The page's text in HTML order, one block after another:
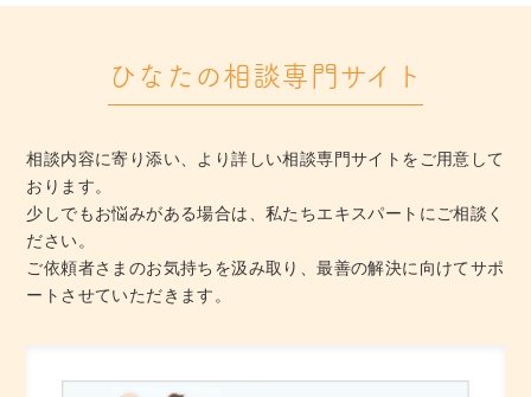
ひなたの相談専門サイト
相談内容に寄り添い、より詳しい相談専門サイトをご用意して
おります。
少しでもお悩みがある場合は、私たちエキスパートにご相談く
ださい。
ご依頼者さまのお気持ちを汲み取り、最善の解決に向けてサポ
ートさせていただきます。